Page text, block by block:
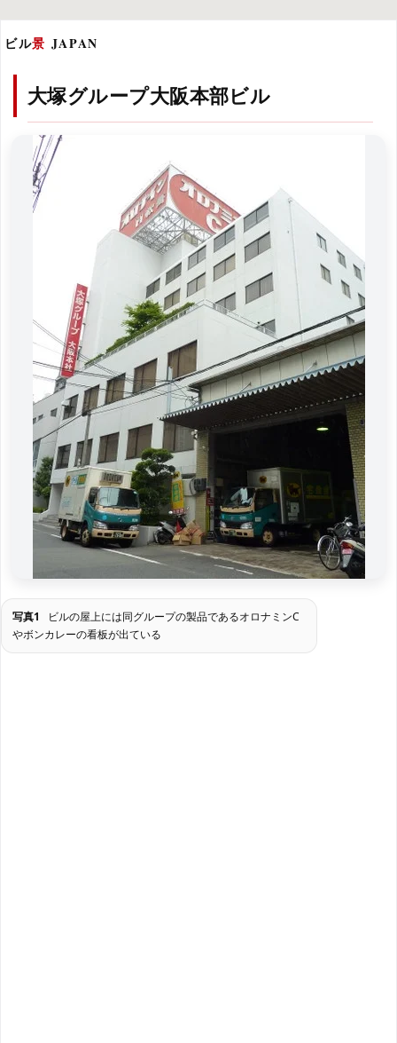
ビル景 JAPAN
大塚グループ大阪本部ビル
写真1
ビルの屋上には同グループの製品であるオロナミンC
やボンカレーの看板が出ている